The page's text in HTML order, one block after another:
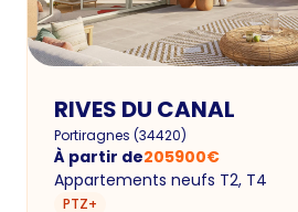
RIVES DU CANAL
Portiragnes (34420)
À partir de205900€
Appartements neufs T2, T4
PTZ+